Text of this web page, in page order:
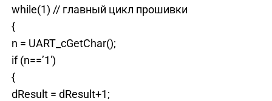
while(1) // главный цикл прошивки
{
n = UART_cGetChar();
if (n==’1′)
{
dResult = dResult+1;